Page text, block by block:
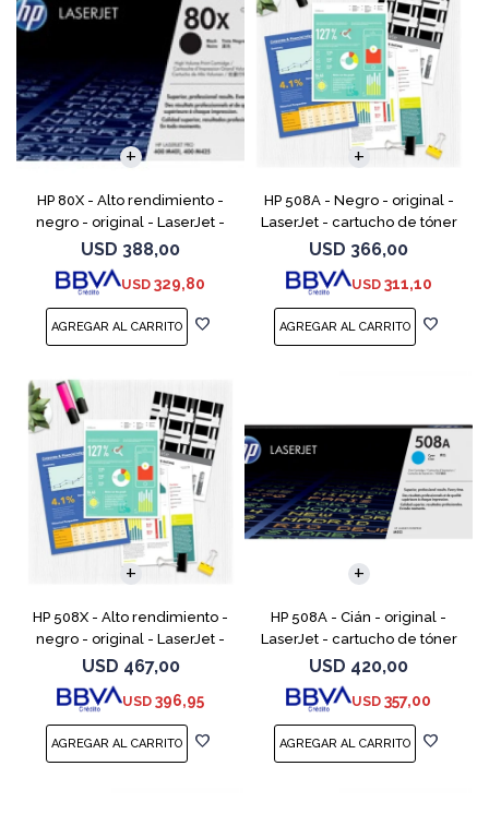
HP 80X - Alto rendimiento -
negro - original - LaserJet -
cartucho de tóner (CF280X) -
para LaserJet Pro 400 M401,
MFP M425
USD 388,00
USD 329,80
HP 508A - Negro - original -
LaserJet - cartucho de tóner
(CF360A) - para Color
LaserJet Enterprise MFP M577;
LaserJet Enterpris
USD 366,00
USD 311,10
HP 508X - Alto rendimiento -
negro - original - LaserJet -
cartucho de tóner (CF360X) -
para Color LaserJet
Enterprise MFP M577;
USD 467,00
USD 396,95
HP 508A - Cián - original -
LaserJet - cartucho de tóner
(CF361A) - para Color
LaserJet Enterprise MFP M577;
LaserJet Enterprise
USD 420,00
USD 357,00